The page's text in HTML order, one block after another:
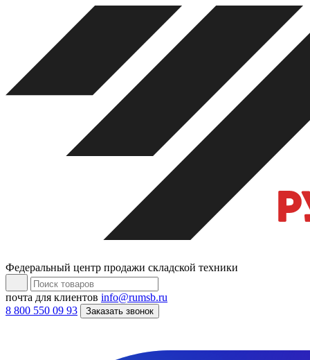
Федеральный центр продажи складской техники
почта для клиентов info@rumsb.ru
8 800 550 09 93
Заказать звонок